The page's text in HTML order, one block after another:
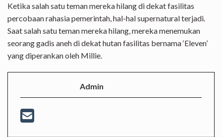
Ketika salah satu teman mereka hilang di dekat fasilitas
percobaan rahasia pemerintah, hal-hal supernatural terjadi.
Saat salah satu teman mereka hilang, mereka menemukan
seorang gadis aneh di dekat hutan fasilitas bernama ‘Eleven’
yang diperankan oleh Millie.
Admin